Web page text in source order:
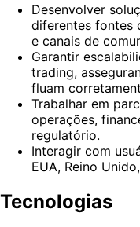
Desenvolver
diferentes fontes
e canais de
Garantir
trading,
fluam
Trabalhar em
operações,
regulatório.
Interagir com
EUA, Reino
Tecnologias